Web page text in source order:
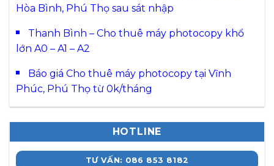
Hòa Bình, Phú Thọ sau sát nhập
Thanh Bình – Cho thuê máy photocopy khổ
lớn A0 – A1 – A2
Báo giá Cho thuê máy photocopy tại Vĩnh
Phúc, Phú Thọ từ 0k/tháng
HOTLINE
TƯ VẤN: 086 853 8182